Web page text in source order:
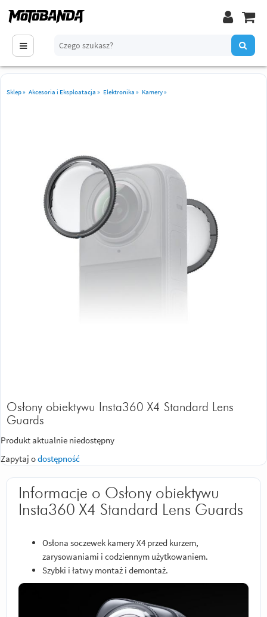
Sklep» Akcesoria i Eksploatacja » Elektronika » Kamery»
Osłony obiektywu Insta360 X4 Standard Lens
Guards
Produkt aktualnie niedostępny
Zapytaj odostępność
Informacje o Osłony obiektywu
Insta360 X4 Standard Lens Guards
Osłona soczewek kamery X4 przed kurzem,
zarysowaniami i codziennym użytkowaniem.
Szybki i łatwy montaż i demontaż.